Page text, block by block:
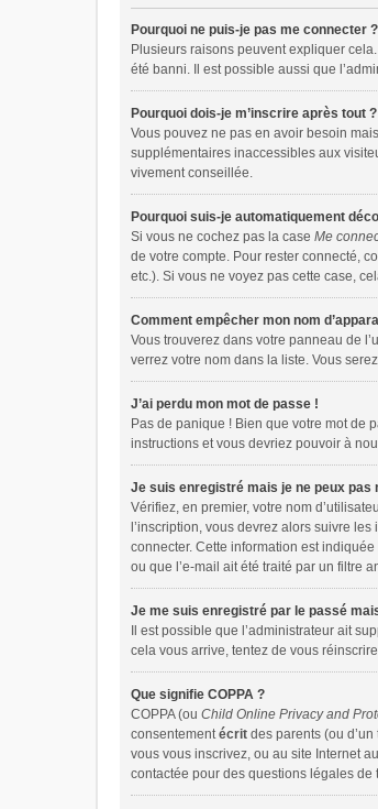
Pourquoi ne puis-je pas me connecter ?
Plusieurs raisons peuvent expliquer
été banni. Il est possible aussi que
Pourquoi dois-je m’inscrire après tout ?
Vous pouvez ne pas en avoir besoin
supplémentaires inaccessibles aux
vivement conseillée.
Pourquoi suis-je automatiquement
Si vous ne cochez pas la case Me
de votre compte. Pour rester connecté,
etc.). Si vous ne voyez pas cette case,
Comment empêcher mon nom
Vous trouverez dans votre panneau de
verrez votre nom dans la liste. Vous
J’ai perdu mon mot de passe !
Pas de panique ! Bien que votre mot de
instructions et vous devriez pouvoir à
Je suis enregistré mais je ne peux pas
Vérifiez, en premier, votre nom
l’inscription, vous devrez alors suivre
connecter. Cette information est
ou que l’e-mail ait été traité par un filtre
Je me suis enregistré par le passé
Il est possible que l’administrateur ait
cela vous arrive, tentez de vous
Que signifie COPPA ?
COPPA (ou Child Online Privacy and
consentementécrit des parents (ou
vous vous inscrivez, ou au site Internet
contactée pour des questions légales